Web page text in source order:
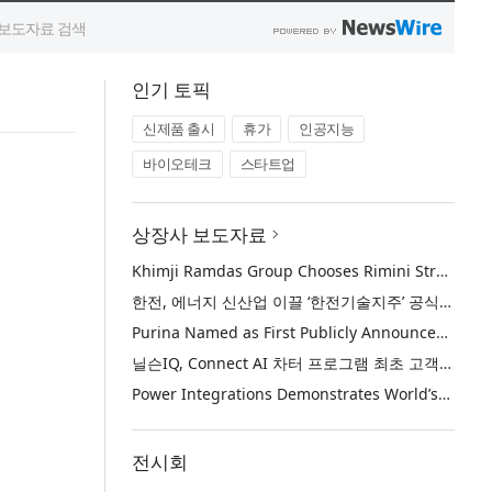
인기 토픽
신제품 출시 휴가
인공지능
바이오테크
스타트업
상장사 보도자료
Khimji Ramdas Group Chooses Rimini Street to Reduce SAP Support Costs, Protect 700+ Customizations and Reinvest Savings in Innovation
한전, 에너지 신산업 이끌 ‘한전기술지주’ 공식 출범
Purina Named as First Publicly Announced NIQ ConnectAI Charter Client
닐슨IQ, Connect AI 차터 프로그램 최초 고객사 ‘퓨리나’ 선정
Power Integrations Demonstrates World’s First 2200 V GaN Technology for Next-Era High-Voltage Power Systems
전시회